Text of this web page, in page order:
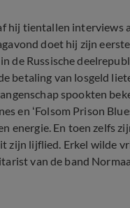
hij tientallen interviews
doet hij zijn
de Russische
betaling van losgeld
spookten
en ‘Folsom Prison
energie. En toen zelfs
zijn lijflied. Erkel wilde
van de band